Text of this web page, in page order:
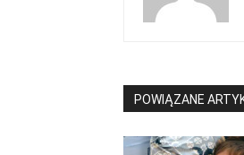
POWIĄZANE